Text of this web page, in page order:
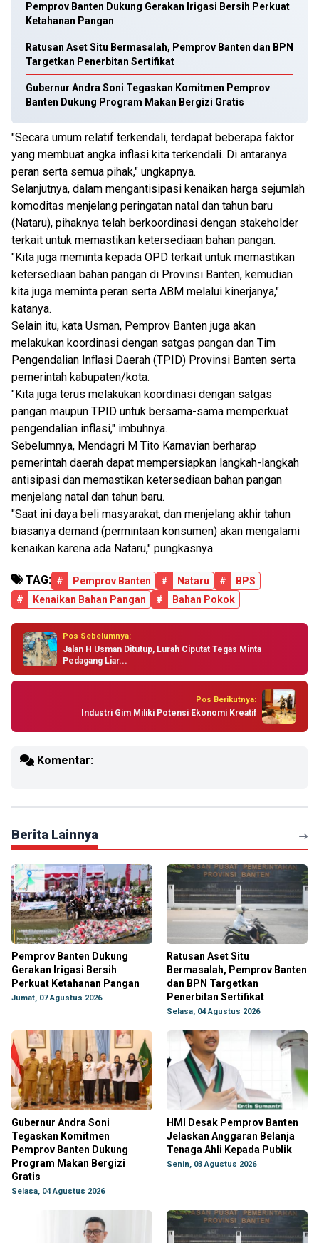
Pemprov Banten Dukung Gerakan Irigasi Bersih Perkuat
Ketahanan Pangan
Ratusan Aset Situ Bermasalah, Pemprov Banten dan BPN
Targetkan Penerbitan Sertifikat
Gubernur Andra Soni Tegaskan Komitmen Pemprov
Banten Dukung Program Makan Bergizi Gratis
"Secara umum relatif terkendali, terdapat beberapa faktor
yang membuat angka inflasi kita terkendali. Di antaranya
peran serta semua pihak," ungkapnya.
Selanjutnya, dalam mengantisipasi kenaikan harga sejumlah
komoditas menjelang peringatan natal dan tahun baru
(Nataru), pihaknya telah berkoordinasi dengan stakeholder
terkait untuk memastikan ketersediaan bahan pangan.
"Kita juga meminta kepada OPD terkait untuk memastikan
ketersediaan bahan pangan di Provinsi Banten, kemudian
kita juga meminta peran serta ABM melalui kinerjanya,"
katanya.
Selain itu, kata Usman, Pemprov Banten juga akan
melakukan koordinasi dengan satgas pangan dan Tim
Pengendalian Inflasi Daerah (TPID) Provinsi Banten serta
pemerintah kabupaten/kota.
"Kita juga terus melakukan koordinasi dengan satgas
pangan maupun TPID untuk bersama-sama memperkuat
pengendalian inflasi," imbuhnya.
Sebelumnya, Mendagri M Tito Karnavian berharap
pemerintah daerah dapat mempersiapkan langkah-langkah
antisipasi dan memastikan ketersediaan bahan pangan
menjelang natal dan tahun baru.
"Saat ini daya beli masyarakat, dan menjelang akhir tahun
biasanya demand (permintaan konsumen) akan mengalami
kenaikan karena ada Nataru," pungkasnya.
TAG: # Pemprov Banten # Nataru #
BPS
#
Kenaikan Bahan Pangan # Bahan Pokok
Pos Sebelumnya:
Jalan H Usman Ditutup, Lurah Ciputat Tegas Minta
Pedagang Liar...
Pos Berikutnya:
Industri Gim Miliki Potensi Ekonomi Kreatif
Komentar:
Berita Lainnya
Pemprov Banten Dukung
Gerakan Irigasi Bersih
Perkuat Ketahanan Pangan
Jumat, 07 Agustus 2026
Ratusan Aset Situ
Bermasalah, Pemprov Banten
dan BPN Targetkan
Penerbitan Sertifikat
Selasa, 04 Agustus 2026
Gubernur Andra Soni
Tegaskan Komitmen
Pemprov Banten Dukung
Program Makan Bergizi
Gratis
Selasa, 04 Agustus 2026
HMI Desak Pemprov Banten
Jelaskan Anggaran Belanja
Tenaga Ahli Kepada Publik
Senin, 03 Agustus 2026